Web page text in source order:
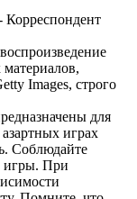
Корреспондент
Images, строго
для
играх
Соблюдайте
игры. При